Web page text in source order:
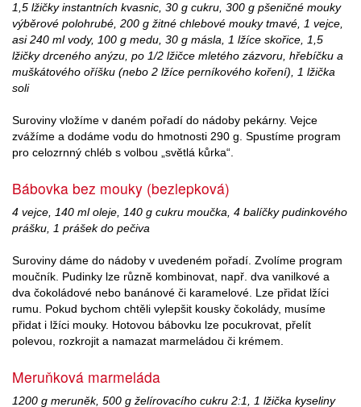
1,5 lžičky instantních kvasnic, 30 g cukru, 300 g pšeničné mouky
výběrové polohrubé, 200 g žitné chlebové mouky tmavé, 1 vejce,
asi 240 ml vody, 100 g medu, 30 g másla, 1 lžíce skořice, 1,5
lžičky drceného anýzu, po 1/2 lžičce mletého zázvoru, hřebíčku a
muškátového oříšku (nebo 2 lžíce perníkového koření), 1 lžička
soli
Suroviny vložíme v daném pořadí do nádoby pekárny. Vejce
zvážíme a dodáme vodu do hmotnosti 290 g. Spustíme program
pro celozrnný chléb s volbou „světlá kůrka“.
Bábovka bez mouky (bezlepková)
4 vejce, 140 ml oleje, 140 g cukru moučka, 4 balíčky pudinkového
prášku, 1 prášek do pečiva
Suroviny dáme do nádoby v uvedeném pořadí. Zvolíme program
moučník. Pudinky lze různě kombinovat, např. dva vanilkové a
dva čokoládové nebo banánové či karamelové. Lze přidat lžíci
rumu. Pokud bychom chtěli vylepšit kousky čokolády, musíme
přidat i lžíci mouky. Hotovou bábovku lze pocukrovat, přelít
polevou, rozkrojit a namazat marmeládou či krémem.
Meruňková marmeláda
1200 g meruněk, 500 g želírovacího cukru 2:1, 1 lžička kyseliny